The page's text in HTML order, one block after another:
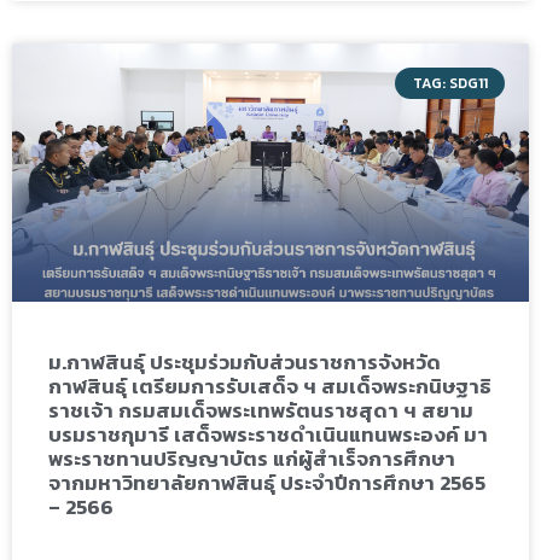
TAG: SDG11
ม.กาฬสินธุ์ ประชุมร่วมกับส่วนราชการจังหวัด
กาฬสินธุ์ เตรียมการรับเสด็จ ฯ สมเด็จพระกนิษฐาธิ
ราชเจ้า กรมสมเด็จพระเทพรัตนราชสุดา ฯ สยาม
บรมราชกุมารี เสด็จพระราชดำเนินแทนพระองค์ มา
พระราชทานปริญญาบัตร แก่ผู้สำเร็จการศึกษา
จากมหาวิทยาลัยกาฬสินธุ์ ประจำปีการศึกษา 2565
– 2566